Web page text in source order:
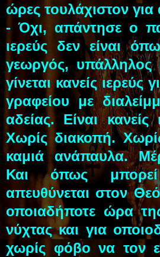
ώρες τουλάχιστον
- Όχι, απάντησε ο
ιερεύς δεν είναι
γεωργός, υπάλληλος
γίνεται κανείς ιερεύς
γραφείου με
αδείας. Είναι κανείς
Χωρίς διακοπή.
καμιά ανάπαυλα.
Και όπως
απευθύνεται στον
οποιαδήποτε ώρα
νύχτας και για
χωρίς φόβο να τον